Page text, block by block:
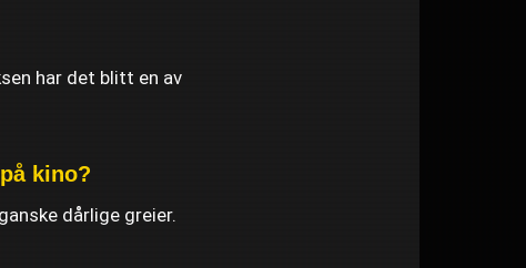
har det blitt en av
kino?
dårlige greier.